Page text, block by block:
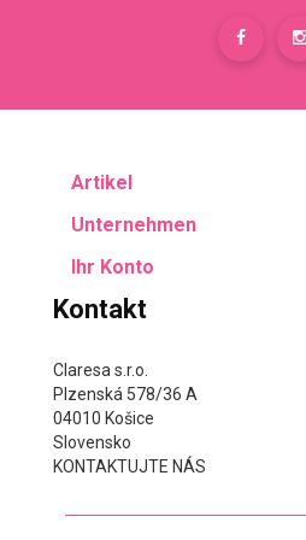
Artikel
Unternehmen
Ihr Konto
Kontakt
Claresa s.r.o.
Plzenská 578/36 A
04010 Košice
Slovensko
KONTAKTUJTE NÁS